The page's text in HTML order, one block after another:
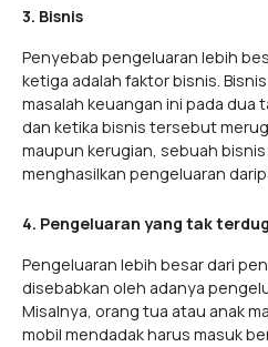
3. Bisnis
Penyebab pengeluaran lebih
ketiga adalah faktor bisnis.
masalah keuangan ini pada dua
dan ketika bisnis tersebut
maupun kerugian, sebuah
menghasilkan pengeluaran
4. Pengeluaran yang tak
Pengeluaran lebih besar dari
disebabkan oleh adanya
Misalnya, orang tua atau anak
mobil mendadak harus masuk